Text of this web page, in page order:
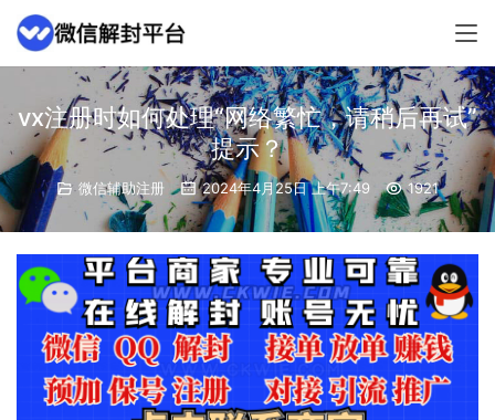
vx注册时如何处理“网络繁忙，请稍后再试”
提示？
微信辅助注册 2024年4月25日 上午7:49 1921